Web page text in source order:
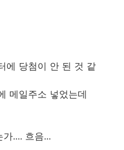
에 당첨이 안 된 것 같
메일주소 넣었는데
.... 흐음...